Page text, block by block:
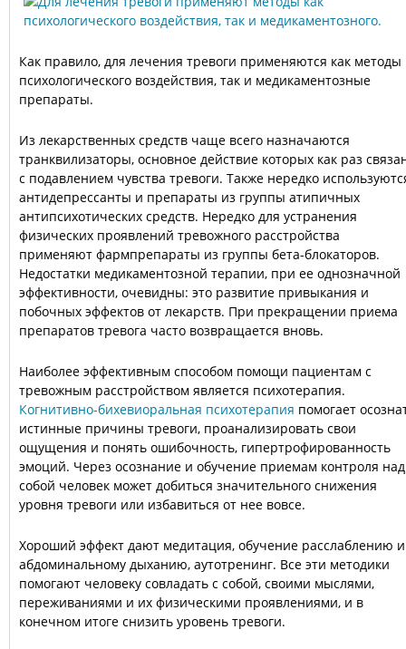
Как правило, для лечения тревоги применяются как методы
психологического воздействия, так и медикаментозные
препараты.
Из лекарственных средств чаще всего назначаются
транквилизаторы, основное действие которых как раз
с подавлением чувства тревоги. Также нередко
антидепрессанты и препараты из группы атипичных
антипсихотических средств. Нередко для устранения
физических проявлений тревожного расстройства
применяют фармпрепараты из группы бета-блокаторов.
Недостатки медикаментозной терапии, при ее однозначной
эффективности, очевидны: это развитие привыкания и
побочных эффектов от лекарств. При прекращении приема
препаратов тревога часто возвращается вновь.
Наиболее эффективным способом помощи пациентам с
тревожным расстройством является психотерапия.
Когнитивно-бихевиоральная психотерапия помогает
истинные причины тревоги, проанализировать свои
ощущения и понять ошибочность, гипертрофированность
эмоций. Через осознание и обучение приемам контроля над
собой человек может добиться значительного снижения
уровня тревоги или избавиться от нее вовсе.
Хороший эффект дают медитация, обучение расслаблению и
абдоминальному дыханию, аутотренинг. Все эти методики
помогают человеку совладать с собой, своими мыслями,
переживаниями и их физическими проявлениями, и в
конечном итоге снизить уровень тревоги.